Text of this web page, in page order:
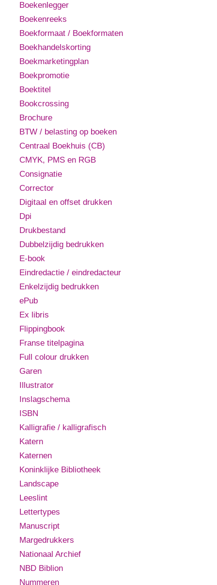
Boekenlegger
Boekenreeks
Boekformaat / Boekformaten
Boekhandelskorting
Boekmarketingplan
Boekpromotie
Boektitel
Bookcrossing
Brochure
BTW / belasting op boeken
Centraal Boekhuis (CB)
CMYK, PMS en RGB
Consignatie
Corrector
Digitaal en offset drukken
Dpi
Drukbestand
Dubbelzijdig bedrukken
E-book
Eindredactie / eindredacteur
Enkelzijdig bedrukken
ePub
Ex libris
Flippingbook
Franse titelpagina
Full colour drukken
Garen
Illustrator
Inslagschema
ISBN
Kalligrafie / kalligrafisch
Katern
Katernen
Koninklijke Bibliotheek
Landscape
Leeslint
Lettertypes
Manuscript
Margedrukkers
Nationaal Archief
NBD Biblion
Nummeren